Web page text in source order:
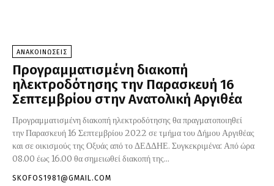
ΑΝΑΚΟΙΝΩΣΕΙΣ
Προγραμματισμένη διακοπή
ηλεκτροδότησης την Παρασκευή 16
Σεπτεμβρίου στην Ανατολική Αργιθέα
Προγραμματισμένη διακοπή ηλεκτροδότησης θα πραγματοποιηθεί
την Παρασκευή 16 Σεπτεμβρίου 2022 σε τμήμα του Δήμου Αργιθέας
και σε οικισμούς της Οξυάς από το ΔΕΔΔΗΕ. Συγκεκριμένα: Από ώρα
08.00 έως 16.00 θα σημειωθεί διακοπή της...
SKOFOS1981@GMAIL.COM